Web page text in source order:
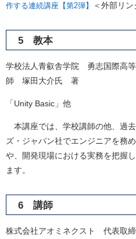
作する連続講座【第2弾】
＜外部リン
5 教本
学校法人青叡舎学院 勇志国際高
師 塚田大介氏 著
「Unity Basic」他
本講座では、学校講師の他、過
ズ・ジャパン社でエンジニアを務
や、開発現場における実務を把握
ます。
6 講師
株式会社アオミネクスト 代表